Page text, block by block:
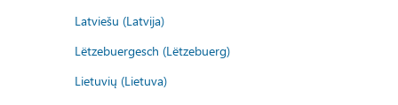
Latviešu (Latvija)
Lëtzebuergesch (Lëtzebuerg)
Lietuvių (Lietuva)